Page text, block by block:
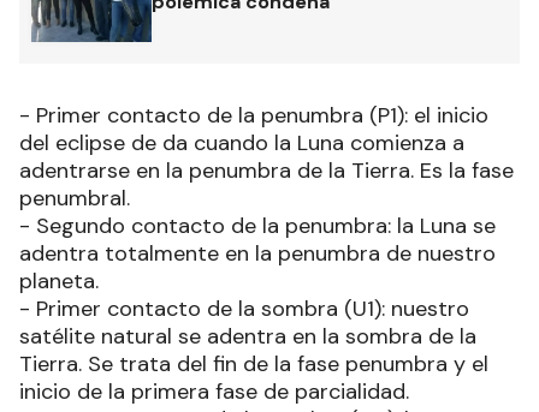
Departamento Gualeguaychú son de
Asesinato en Gualeguaychú: Avanza
la investigación y el joven acusado
quedó con prisión preventiva
2
Crónicas del delito: el largo camino
por el crimen de Gonzalo Acevedo
polémica condena
3